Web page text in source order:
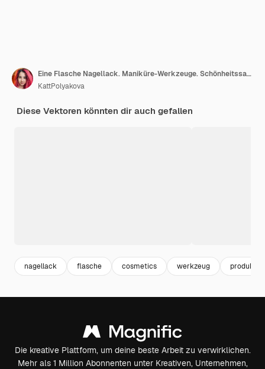
Eine Flasche Nagellack. Maniküre-Werkzeuge. Schönheitssalonikonen. Vektor flache Illustration.
KattPolyakova
Diese Vektoren könnten dir auch gefallen
nagellack flasche cosmetics werkzeug produkt
Die kreative Plattform, um deine beste Arbeit zu verwirklichen.
Mehr als 1 Million Abonnenten unter Kreativen, Unternehmen,